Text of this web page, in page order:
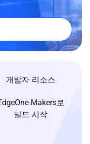
개발자 리소스
Makers로
빌드 시작